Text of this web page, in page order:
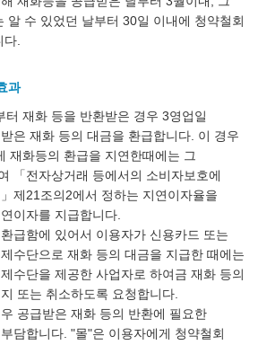
알 수 있었던 날부터 30일 이내에 청약철회
다.
과
터 재화 등을 반환받은 경우 3영업일
은 재화 등의 대금을 환급합니다. 이 경우
재화등의 환급을 지연한때에는 그
「전자상거래 등에서의 소비자보호에
제21조의2에서 정하는 지연이자율을
이자를 지급합니다.
급함에 있어서 이용자가 신용카드 또는
수단으로 재화 등의 대금을 지급한 때에는
수단을 제공한 사업자로 하여금 재화 등의
또는 취소하도록 요청합니다.
공급받은 재화 등의 반환에 필요한
담합니다. "몰"은 이용자에게 청약철회